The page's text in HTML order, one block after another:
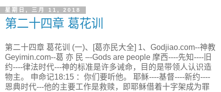
星期日, 三月 11, 2018
第二十四章 葛花训
第二十四章 葛花训 (一)、[葛亦民大全] 1、Godjiao.com--神教
Geyimin.com--葛 亦 民 –-Gods are people 摩西----先知----旧
约----律法时代---神的标准是许多诫命，目的是带领人认识造
物主。 申命记18:15 ：你们要听他。 耶稣----基督----新约----
恩典时代---他的主要工作是救赎，即耶稣借着十字架成为罪